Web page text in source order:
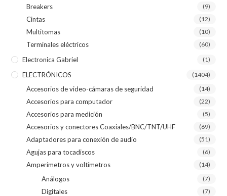
Breakers (9)
Cintas (12)
Multitomas (10)
Terminales eléctricos (60)
Electronica Gabriel (1)
ELECTRÓNICOS (1404)
Accesorios de video-cámaras de seguridad (14)
Accesorios para computador (22)
Accesorios para medición (5)
Accesorios y conectores Coaxiales/BNC/TNT/UHF (69)
Adaptadores para conexión de audio (51)
Agujas para tocadiscos (6)
Amperímetros y voltímetros (14)
Análogos (7)
Digitales (7)